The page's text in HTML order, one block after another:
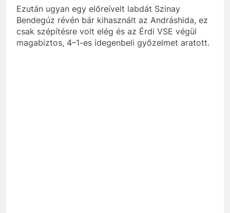
Ezután ugyan egy előreívelt labdát Szinay
Bendegúz révén bár kihasznált az Andráshida, ez
csak szépítésre volt elég és az Érdi VSE végül
magabiztos, 4–1-es idegenbeli győzelmet aratott.